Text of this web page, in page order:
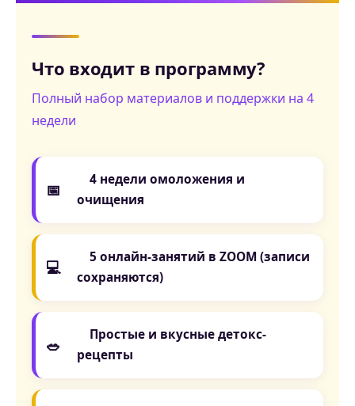
Что входит в программу?
Полный набор материалов и поддержки на 4
недели
📅
4 недели омоложения и
очищения
💻
5 онлайн-занятий в ZOOM (записи
сохраняются)
🥗
Простые и вкусные детокс-
рецепты